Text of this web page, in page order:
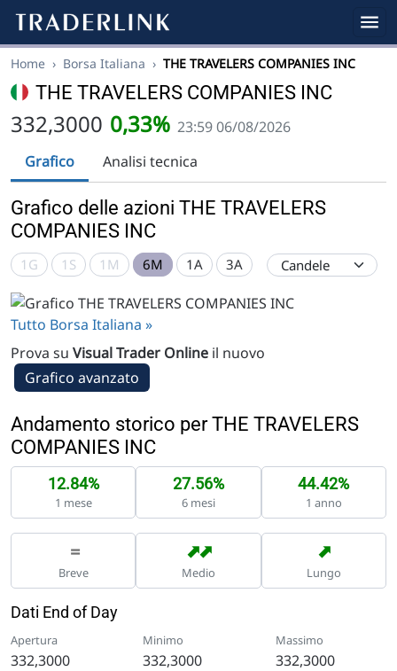
Home › Borsa Italiana › THE TRAVELERS COMPANIES INC
THE TRAVELERS COMPANIES INC
332,3000 0,33% 23:59 06/08/2026
Grafico
Analisi tecnica
Grafico delle azioni THE TRAVELERS
COMPANIES INC
1G 1S 1M 6M 1A 3A
Tutto Borsa Italiana »
Prova su Visual Trader Online il nuovo
Grafico avanzato
Andamento storico per THE TRAVELERS
COMPANIES INC
12.84%
1 mese
27.56%
6 mesi
44.42%
1 anno
=
Breve
➡
➡
Medio
➡
Lungo
Dati End of Day
Apertura
332,3000
Minimo
332,3000
Massimo
332,3000